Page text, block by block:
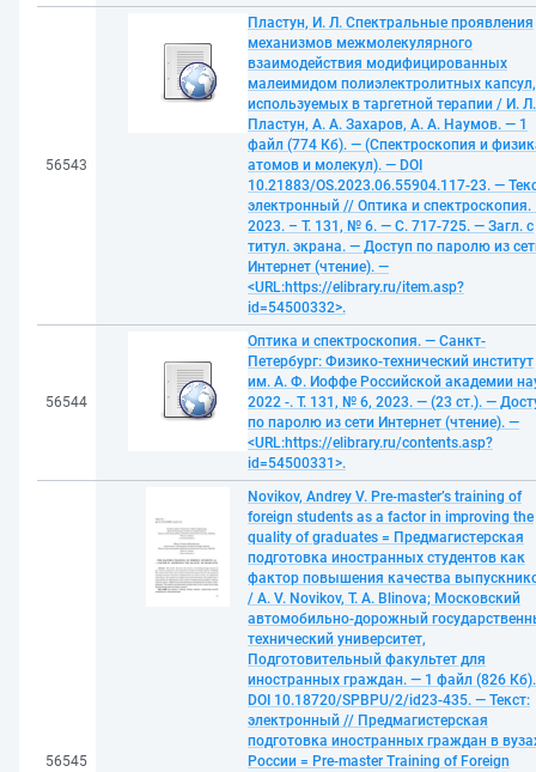
56543
Пластун, И. Л. Спектральные проявления
механизмов межмолекулярного
взаимодействия модифицированных
малеимидом полиэлектролитных капсул,
используемых в таргетной терапии / И. Л.
Пластун, А. А. Захаров, А. А. Наумов. — 1
файл (774 Кб). — (Спектроскопия и
атомов и молекул). — DOI
10.21883/OS.2023.06.55904.117-23. —
электронный // Оптика и спектроскопия.
2023. – Т. 131, № 6. — С. 717-725. — Загл. с
титул. экрана. — Доступ по паролю из
Интернет (чтение). —
<URL:https://elibrary.ru/item.asp?
id=54500332>.
56544
Оптика и спектроскопия. — Санкт-
Петербург: Физико-технический институт
им. А. Ф. Иоффе Российской академии
2022 -. Т. 131, № 6, 2023. — (23 ст.). —
по паролю из сети Интернет (чтение). —
<URL:https://elibrary.ru/contents.asp?
id=54500331>.
56545
Novikov, Andrey V. Pre-master’s training of
foreign students as a factor in improving the
quality of graduates = Предмагистерская
подготовка иностранных студентов как
фактор повышения качества
/ A. V. Novikov, T. A. Blinova; Московский
автомобильно-дорожный
технический университет,
Подготовительный факультет для
иностранных граждан. — 1 файл (826
DOI 10.18720/SPBPU/2/id23-435. — Текст:
электронный // Предмагистерская
подготовка иностранных граждан в
России = Pre-master Training of Foreign